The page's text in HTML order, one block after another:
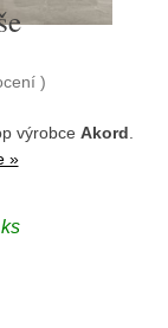
)
výrobce Akord
»